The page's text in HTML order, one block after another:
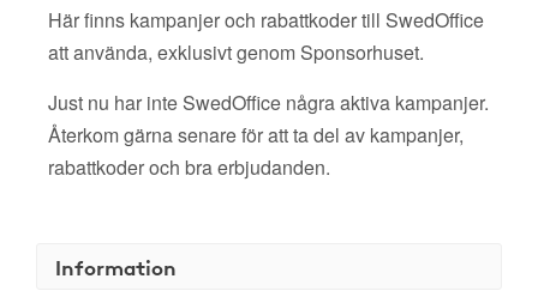
Här finns kampanjer och rabattkoder till SwedOffice
att använda, exklusivt genom Sponsorhuset.
Just nu har inte SwedOffice några aktiva kampanjer.
Återkom gärna senare för att ta del av kampanjer,
rabattkoder och bra erbjudanden.
Information